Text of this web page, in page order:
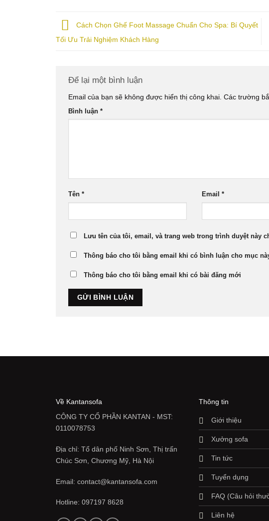
Cách Chọn Ghế Foot Massage Chuẩn Cho Spa: Bí Quyết
Tối Ưu Trải Nghiệm Khách Hàng
Để lại một bình luận
Email của bạn sẽ không được hiển thị công khai. Các trường
Bình luận *
Tên * Email*
Lưu tên của tôi, email, và trang web trong trình duyệt này
Thông báo cho tôi bằng email khi có bình luận cho mục
Thông báo cho tôi bằng email khi có bài đăng mới
Về Kantansofa
CÔNG TY CỔ PHẦN KANTAN - MST:
0110078753
Địa chỉ: Tổ dân phố Ninh Sơn, Thị trấn
Chúc Sơn, Chương Mỹ, Hà Nội
Email: contact@kantansofa.com
Hotline: 097197 8628
Thông tin
Giới thiệu
Xưởng sofa
Tin tức
Tuyển dụng
FAQ (Câu hỏi
Liên hệ